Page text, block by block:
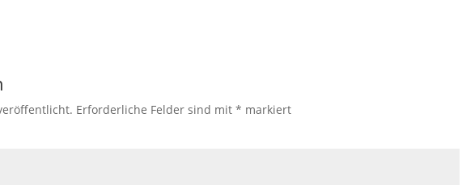
Erforderliche Felder sind mit* markiert